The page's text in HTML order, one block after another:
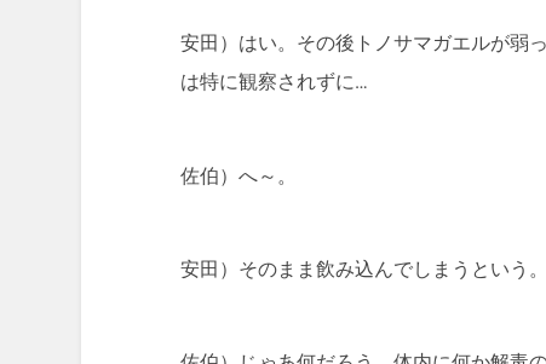
安田）はい。その後トノサマガエルが弱
は特に観察されずに…
佐伯）へ～。
安田）そのまま飲み込んでしまうという。